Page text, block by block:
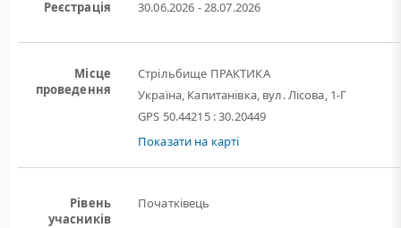
Реєстрація 30.06.2026 - 28.07.2026
Місце
проведення
Стрільбище ПРАКТИКА
Україна, Капитанівка, вул. Лісова, 1-Г
GPS 50.44215 : 30.20449
Показати на карті
Рівень
учасників
Початківець